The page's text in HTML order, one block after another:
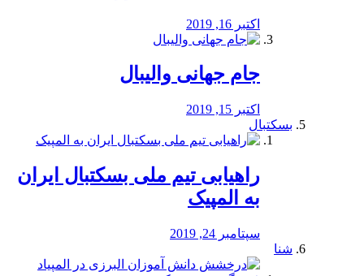
اکتبر 16, 2019
جام جهانی والیبال
اکتبر 15, 2019
بسکتبال
راهیابی تیم ملی بسکتبال ایران
به المپیک
سپتامبر 24, 2019
شنا